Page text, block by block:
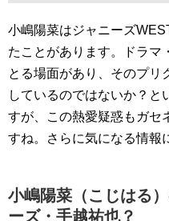
小嶋陽菜はジャニーズ
たことがあります。ドラマ
とる場面があり、そのプリ
しているのではないか？と
すが、この熱愛疑惑もガセ
すね。さらに気になる情報
小嶋陽菜（こじはる
ーズ・手越祐也？